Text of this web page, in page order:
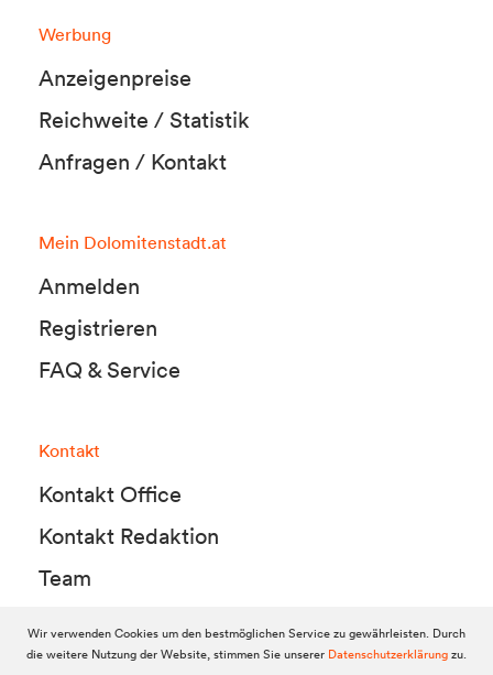
Werbung
Anzeigenpreise
Reichweite / Statistik
Anfragen / Kontakt
Mein Dolomitenstadt.at
Anmelden
Registrieren
FAQ & Service
Kontakt
Kontakt Office
Kontakt Redaktion
Team
© 2010-2026 Dolomitenstadt.at
Wir verwenden Cookies um den bestmöglichen Service zu gewährleisten. Durch
die weitere Nutzung der Website, stimmen Sie unserer Datenschutzerklärungzu.